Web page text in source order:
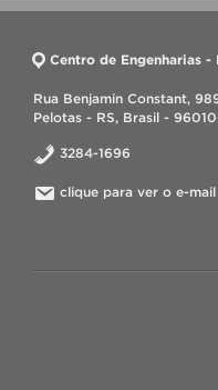
Centro de Engenharias
Rua Benjamin Constant,
Pelotas - RS, Brasil -
3284-1696
clique para ver o e-mail